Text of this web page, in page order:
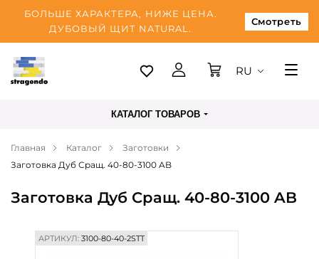
БОЛЬШЕ ХАРАКТЕРА, НИЖЕ ЦЕНА.
ДУБОВЫЙ ЩИТ NATURAL.
Смотреть
Таллинн
Оплата
Блог
Контакты
RU
КАТАЛОГ ТОВАРОВ
Главная Каталог
Заготовки
Заготовка Дуб Сращ. 40-80-3100 AB
Заготовка Дуб Сращ. 40-80-3100 AB
АРТИКУЛ:3100-80-40-2STT